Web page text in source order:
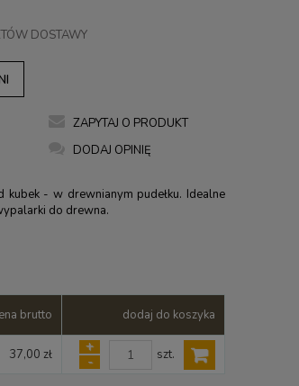
DOSTAWY
ZAPYTAJ O PRODUKT
DODAJ OPINIĘ
kubek - w drewnianym pudełku. Idealne
do drewna.
brutto dodaj do koszyka
37,00 zł
+
-
szt.